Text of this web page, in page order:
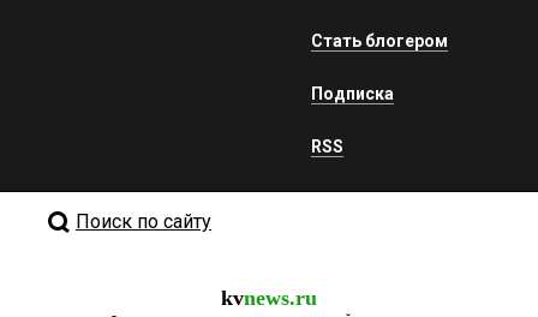
Стать блогером
Подписка
RSS
Поиск по сайту
kvnews.ru